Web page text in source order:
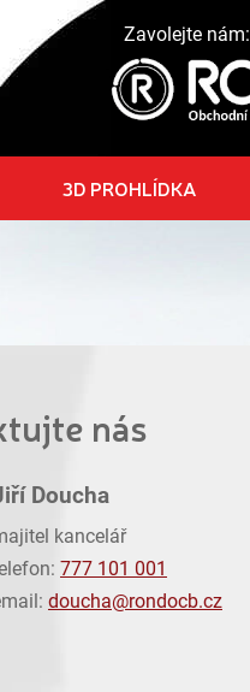
Zavolejte nám:
3D PROHLÍDKA
nás
Doucha
kancelář
777 101 001
doucha@rondocb.cz